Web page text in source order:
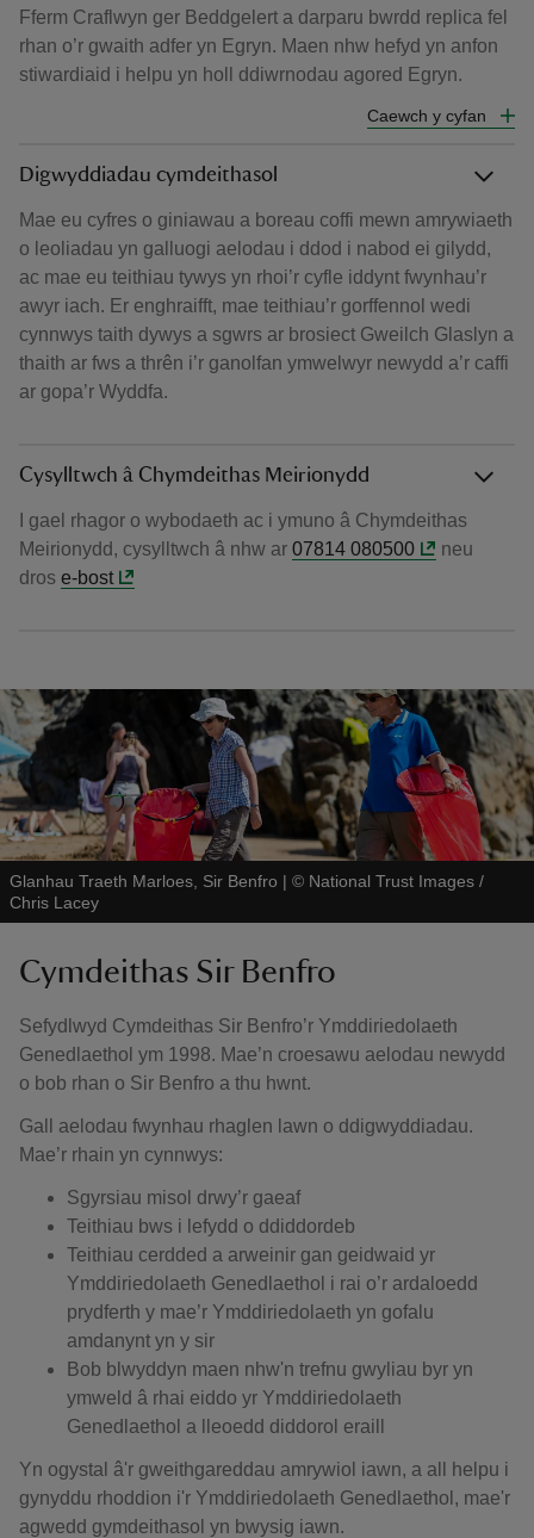
Fferm Craflwyn ger Beddgelert a darparu bwrdd replica fel
rhan o’r gwaith adfer yn Egryn. Maen nhw hefyd yn anfon
stiwardiaid i helpu yn holl ddiwrnodau agored Egryn.
Caewch y cyfan
Digwyddiadau cymdeithasol
Mae eu cyfres o giniawau a boreau coffi mewn amrywiaeth
o leoliadau yn galluogi aelodau i ddod i nabod ei gilydd,
ac mae eu teithiau tywys yn rhoi’r cyfle iddynt fwynhau’r
awyr iach. Er enghraifft, mae teithiau’r gorffennol wedi
cynnwys taith dywys a sgwrs ar brosiect Gweilch Glaslyn a
thaith ar fws a thrên i’r ganolfan ymwelwyr newydd a’r caffi
ar gopa’r Wyddfa.
Cysylltwch â Chymdeithas Meirionydd
I gael rhagor o wybodaeth ac i ymuno â Chymdeithas
Meirionydd, cysylltwch â nhw ar 07814 080500
neu
dros e-bost
Glanhau Traeth Marloes, Sir Benfro | © National Trust Images /
Chris Lacey
Cymdeithas Sir Benfro
Sefydlwyd Cymdeithas Sir Benfro’r Ymddiriedolaeth
Genedlaethol ym 1998. Mae’n croesawu aelodau newydd
o bob rhan o Sir Benfro a thu hwnt.
Gall aelodau fwynhau rhaglen lawn o ddigwyddiadau.
Mae’r rhain yn cynnwys:
Sgyrsiau misol drwy’r gaeaf
Teithiau bws i lefydd o ddiddordeb
Teithiau cerdded a arweinir gan geidwaid yr
Ymddiriedolaeth Genedlaethol i rai o’r ardaloedd
prydferth y mae’r Ymddiriedolaeth yn gofalu
amdanynt yn y sir
Bob blwyddyn maen nhw'n trefnu gwyliau byr yn
ymweld â rhai eiddo yr Ymddiriedolaeth
Genedlaethol a lleoedd diddorol eraill
Yn ogystal â'r gweithgareddau amrywiol iawn, a all helpu i
gynyddu rhoddion i'r Ymddiriedolaeth Genedlaethol, mae'r
agwedd gymdeithasol yn bwysig iawn.